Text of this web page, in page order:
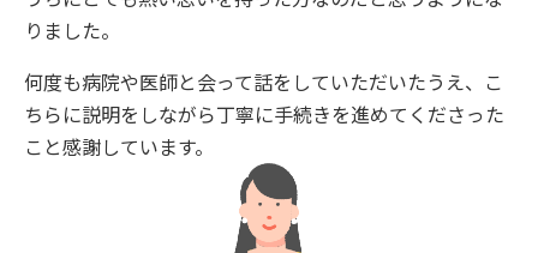
りました。
何度も病院や医師と会って話をしていただいたうえ、こ
ちらに説明をしながら丁寧に手続きを進めてくださった
こと感謝しています。